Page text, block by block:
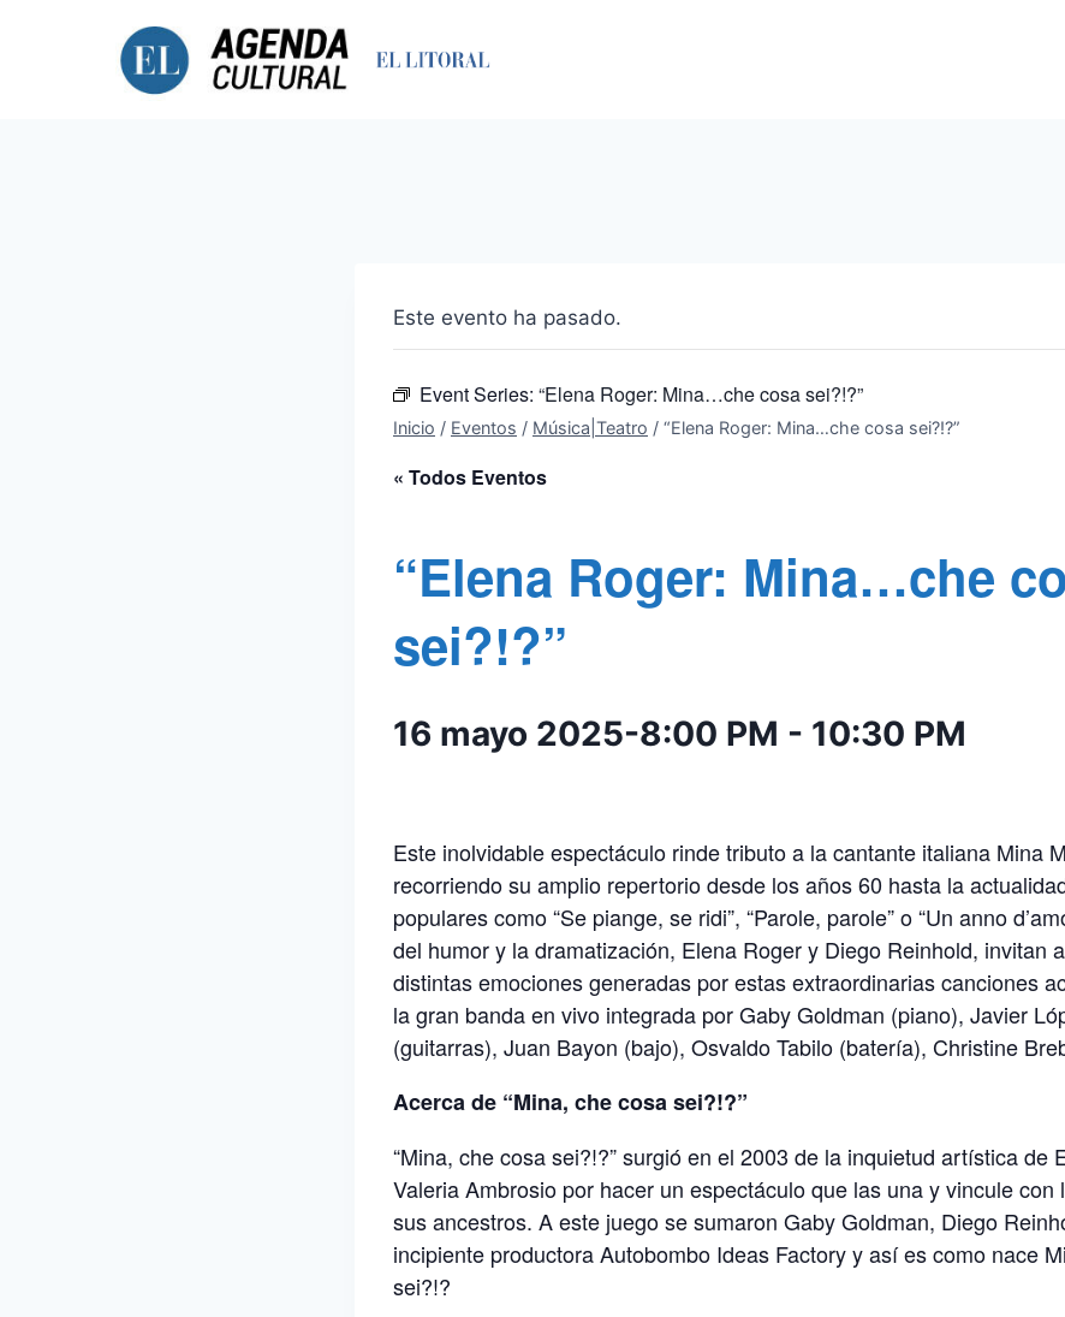
Este evento ha pasado.
Event Series: “Elena Roger: Mina…che cosa sei?!?”
Inicio / Eventos / Música|Teatro / “Elena Roger: Mina…che cosa sei?!?”
« Todos Eventos
“Elena Roger: Mina…che
sei?!?”
16 mayo 2025-8:00 PM - 10:30 PM
Este inolvidable espectáculo rinde tributo a la cantante italiana Mina
recorriendo su amplio repertorio desde los años 60 hasta la
populares como “Se piange, se ridi”, “Parole, parole” o “Un anno
del humor y la dramatización, Elena Roger y Diego Reinhold, invitan
distintas emociones generadas por estas extraordinarias canciones
la gran banda en vivo integrada por Gaby Goldman (piano), Javier
(guitarras), Juan Bayon (bajo), Osvaldo Tabilo (batería), Christine
Acerca de “Mina, che cosa sei?!?”
“Mina, che cosa sei?!?” surgió en el 2003 de la inquietud artística de
Valeria Ambrosio por hacer un espectáculo que las una y vincule con
sus ancestros. A este juego se sumaron Gaby Goldman, Diego
incipiente productora Autobombo Ideas Factory y así es como nace
sei?!?